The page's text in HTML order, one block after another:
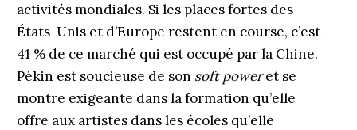
activités mondiales. Si les places fortes des
États-Unis et d’Europe restent en course, c’est
41 % de ce marché qui est occupé par la Chine.
Pékin est soucieuse de son soft poweret se
montre exigeante dans la formation qu’elle
offre aux artistes dans les écoles qu’elle